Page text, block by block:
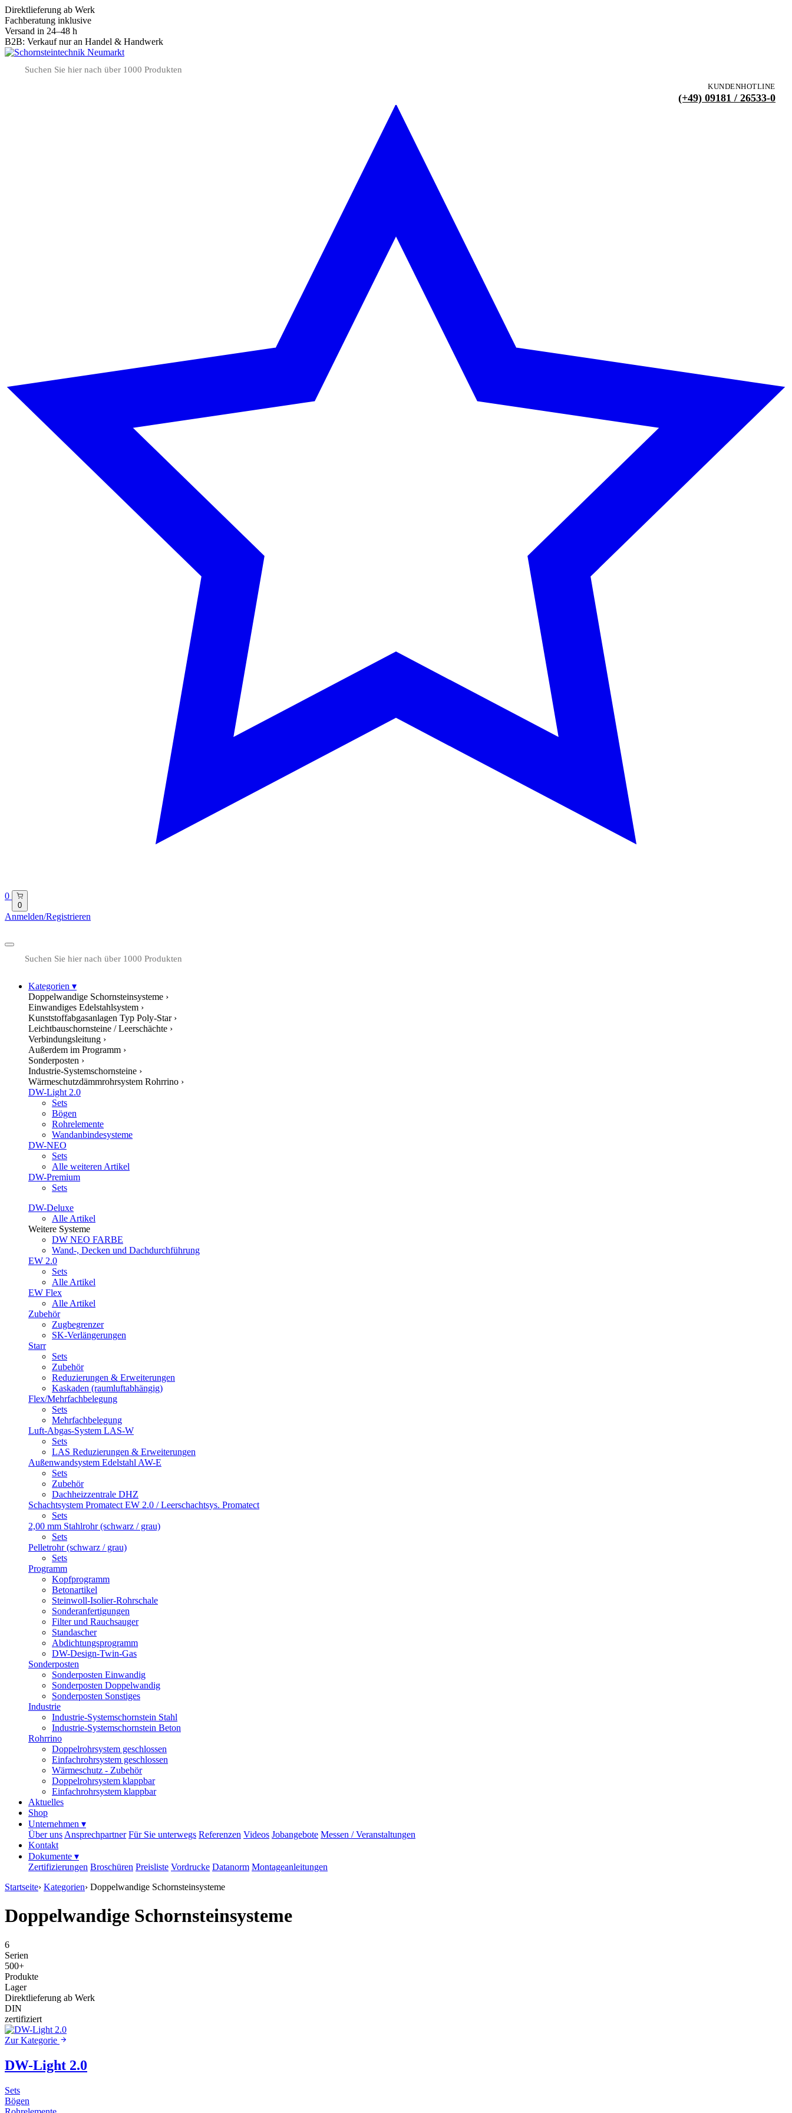
Direktlieferung ab Werk
Fachberatung inklusive
Versand in 24–48 h
B2B: Verkauf nur an Handel & Handwerk
KUNDENHOTLINE
(+49) 09181 / 26533-0
0
0
Anmelden/Registrieren
Kategorien ▾
Doppelwandige Schornsteinsysteme ›
Einwandiges Edelstahlsystem ›
Kunststoffabgasanlagen Typ Poly-Star ›
Leichtbauschornsteine / Leerschächte ›
Verbindungsleitung ›
Außerdem im Programm ›
Sonderposten ›
Industrie-Systemschornsteine ›
Wärmeschutzdämmrohrsystem Rohrrino ›
DW-Light 2.0
Sets
Bögen
Rohrelemente
Wandanbindesysteme
DW-NEO
Sets
Alle weiteren Artikel
DW-Premium
Sets
DW-Deluxe
Alle Artikel
Weitere Systeme
DW NEO FARBE
Wand-, Decken und Dachdurchführung
EW 2.0
Sets
Alle Artikel
EW Flex
Alle Artikel
Zubehör
Zugbegrenzer
SK-Verlängerungen
Starr
Sets
Zubehör
Reduzierungen & Erweiterungen
Kaskaden (raumluftabhängig)
Flex/Mehrfachbelegung
Sets
Mehrfachbelegung
Luft-Abgas-System LAS-W
Sets
LAS Reduzierungen & Erweiterungen
Außenwandsystem Edelstahl AW-E
Sets
Zubehör
Dachheizzentrale DHZ
Schachtsystem Promatect EW 2.0 / Leerschachtsys. Promatect
Sets
2,00 mm Stahlrohr (schwarz / grau)
Sets
Pelletrohr (schwarz / grau)
Sets
Programm
Kopfprogramm
Betonartikel
Steinwoll-Isolier-Rohrschale
Sonderanfertigungen
Filter und Rauchsauger
Standascher
Abdichtungsprogramm
DW-Design-Twin-Gas
Sonderposten
Sonderposten Einwandig
Sonderposten Doppelwandig
Sonderposten Sonstiges
Industrie
Industrie-Systemschornstein Stahl
Industrie-Systemschornstein Beton
Rohrrino
Doppelrohrsystem geschlossen
Einfachrohrsystem geschlossen
Wärmeschutz - Zubehör
Doppelrohrsystem klappbar
Einfachrohrsystem klappbar
Aktuelles
Shop
Unternehmen ▾
Über uns Ansprechpartner Für Sie unterwegs Referenzen Videos Jobangebote Messen / Veranstaltungen
Kontakt
Dokumente ▾
Zertifizierungen Broschüren Preisliste Vordrucke Datanorm Montageanleitungen
Startseite› Kategorien› Doppelwandige Schornsteinsysteme
Doppelwandige Schornsteinsysteme
6
Serien
500+
Produkte
Lager
Direktlieferung ab Werk
DIN
zertifiziert
Zur Kategorie
DW-Light 2.0
Sets
Bögen